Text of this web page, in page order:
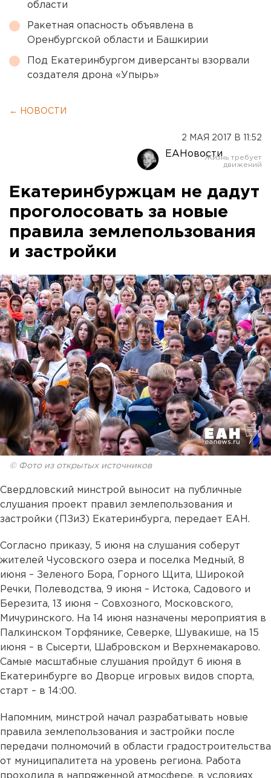
области
Ракетная опасность объявлена в
Оренбургской области и Башкирии
Под Екатеринбургом диверсанты взорвали
создателя дрона «Упырь»
← НОВОСТИ
2 МАЯ 2017 В 11:52
ЕАНовости
Екатеринбуржцам не дадут
проголосовать за новые
правила землепользования
и застройки
© Фото из открытых источников
Свердловский минстрой выносит на публичные
слушания проект правил землепользования и
застройки (ПЗиЗ) Екатеринбурга, передает ЕАН.
Согласно приказу, 5 июня на слушания соберут
жителей Чусовского озера и поселка Медный, 8
июня – Зеленого Бора, Горного Щита, Широкой
Речки, Полеводства, 9 июня – Истока, Садового и
Березита, 13 июня – Совхозного, Московского,
Мичуринского. На 14 июня назначены мероприятия в
Палкинском Торфянике, Северке, Шувакише, на 15
июня – в Сысерти, Шабровском и Верхнемакарово.
Самые масштабные слушания пройдут 6 июня в
Екатеринбурге во Дворце игровых видов спорта,
старт – в 14:00.
Напомним, минстрой начал разрабатывать новые
правила землепользования и застройки после
передачи полномочий в области градостроительства
от муниципалитета на уровень региона. Работа
проходила в напряженной атмосфере, в условиях